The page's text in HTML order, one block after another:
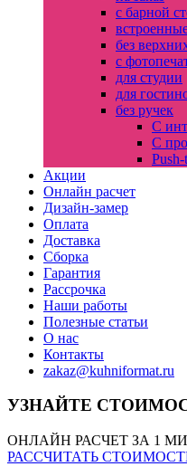
с барной
без
с
для студии
для
без ручек
С
С
Акции
Онлайн расчет
Дизайн-замер
Оплата
Доставка
Сборка
Гарантия
Рассрочка
Наши работы
Полезные статьи
О нас
Контакты
zakaz@kuhniformat.ru
УЗНАЙТЕ
ОНЛАЙН РАСЧЕТ ЗА 1
РАССЧИТАТЬ